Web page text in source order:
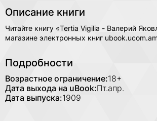
Описание книги
Читайте книгу «Tertia Vigilia - Валерий
магазине электронных книг ubook.ucom.am
Подробности
Возрастное ограничение:18+
Дата выхода на uBook:Пт.апр.
Дата выпуска:1909